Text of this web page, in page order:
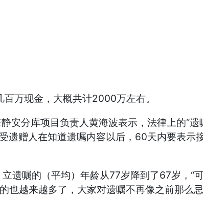
万现金，大概共计2000万左右。
分库项目负责人黄海波表示，法律上的“遗
遗赠人在知道遗嘱内容以后，60天内要表
嘱的（平均）年龄从77岁降到了67岁，“
越来越多了，大家对遗嘱不再像之前那么